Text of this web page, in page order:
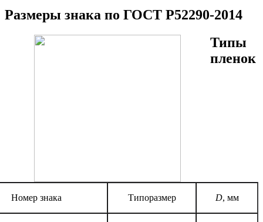
Размеры знака по ГОСТ Р52290-2014
Номер знака Типоразмер D, мм
Типы
пленок